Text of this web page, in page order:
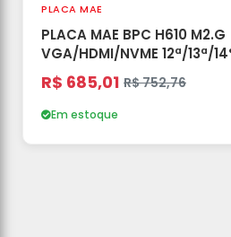
PLACA MAE
PLACA MAE BPC H610 M2.G
VGA/HDMI/NVME 12ª/13ª/
R$ 685,01 R$ 752,76
Em estoque